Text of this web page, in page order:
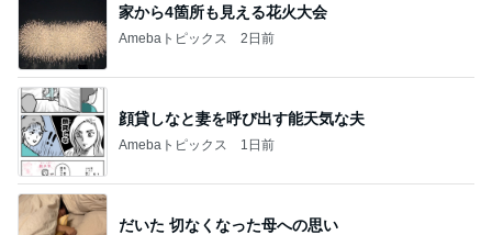
家から4箇所も見える花火大会
Amebaトピックス 2日前
顔貸しなと妻を呼び出す能天気な夫
Amebaトピックス 1日前
だいた 切なくなった母への思い